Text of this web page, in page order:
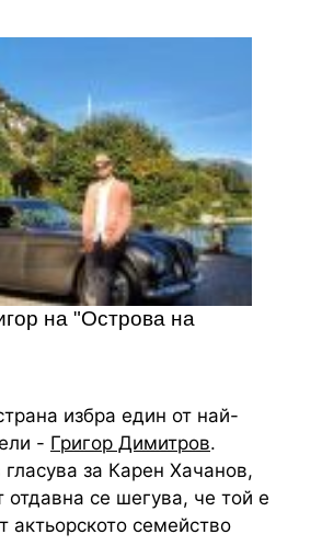
на "Острова на
избра един от най-
- Григор Димитров.
за Карен Хачанов,
отдавна се шегува, че той е
актьорското семейство